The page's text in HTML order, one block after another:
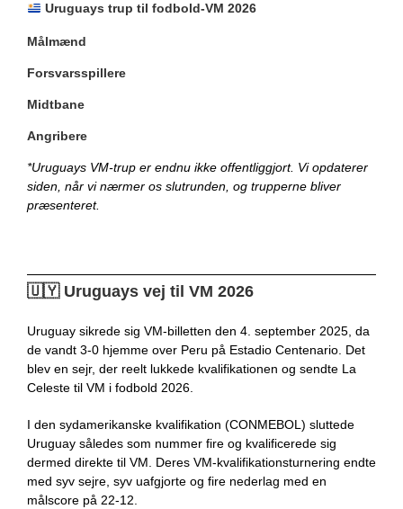
Uruguays trup til fodbold-VM 2026
Målmænd
Forsvarsspillere
Midtbane
Angribere
*Uruguays VM-trup er endnu ikke offentliggjort. Vi opdaterer
siden, når vi nærmer os slutrunden, og trupperne bliver
præsenteret.
🇺🇾​​ Uruguays vej til VM 2026
Uruguay sikrede sig VM-billetten den 4. september 2025, da
de vandt 3-0 hjemme over Peru på Estadio Centenario. Det
blev en sejr, der reelt lukkede kvalifikationen og sendte La
Celeste til VM i fodbold 2026.
I den sydamerikanske kvalifikation (CONMEBOL) sluttede
Uruguay således som nummer fireog kvalificerede sig
dermed direkte til VM. Deres VM-kvalifikationsturnering endte
med syvsejre, syv uafgjorte og fire nederlag med en
målscore på 22-12.